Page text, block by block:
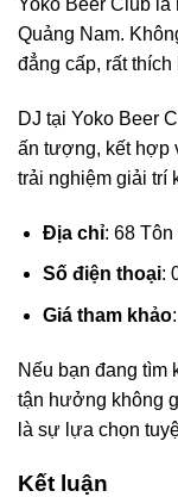
Yoko Beer Club là
Quảng Nam.
đẳng cấp, rất
DJ tại Yoko Beer
ấn tượng, kết hợp
trải nghiệm giải trí
Địa chỉ: 68
Số điện thoại:
Giá tham khảo
Nếu bạn đang tìm
tận hưởng không
là sự lựa chọn
Kết luận